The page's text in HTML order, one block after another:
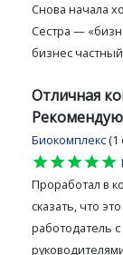
Снова начала
Сестра —
бизнес
Отличная
Биокомплекс (1
star
star
star
star
star
Проработал в
сказать, что
работодатель